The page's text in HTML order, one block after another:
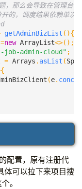
();
)
(HttpServletRequest
httpServletRequest
getAdminBizList (){
=new ArrayList<>();
job-admin-cloud" ;
= Arrays . asList (
(e. concat
配置，原有注册代
体可以拉下来项目搜
。